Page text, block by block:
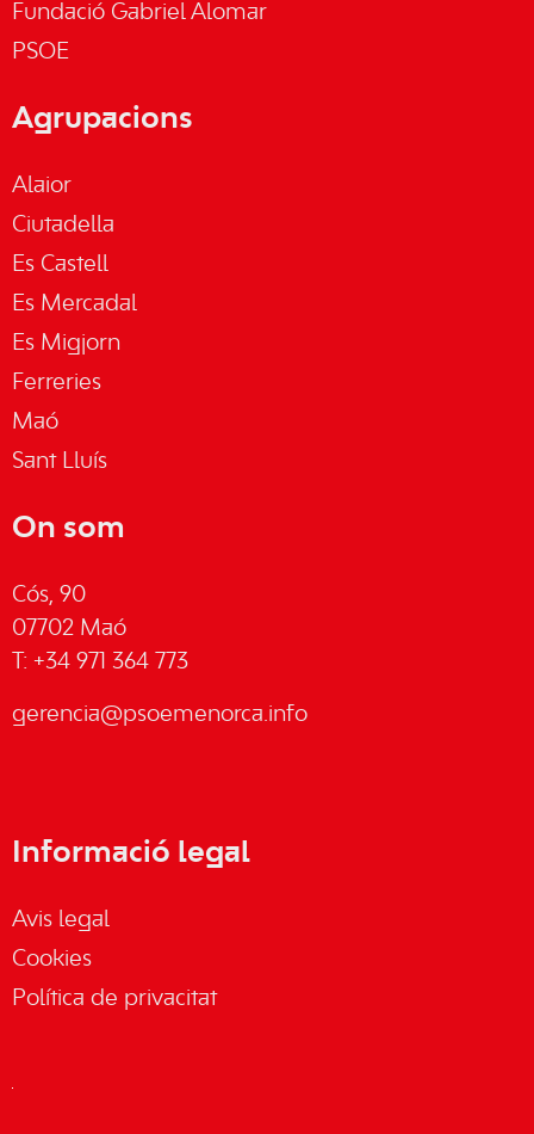
Fundació Gabriel Alomar
PSOE
Agrupacions
Alaior
Ciutadella
Es Castell
Es Mercadal
Es Migjorn
Ferreries
Maó
Sant Lluís
On som
Cós, 90
07702 Maó
T: +34 971 364 773
gerencia@psoemenorca.info
Informació legal
Avis legal
Cookies
Política de privacitat